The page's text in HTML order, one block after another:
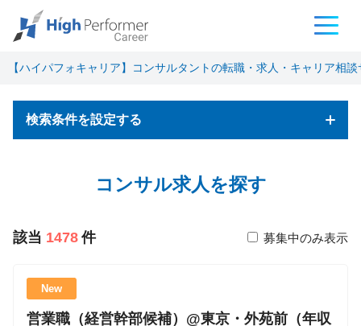
【ハイパフォキャリア】コンサルタントの転職・求人・キャリア相談
コンサル求人を探す
該当 1478 件 募集中のみ表示
New
営業職（経営幹部候補）@東京・外苑前（年収
検索条件を設定する
基本条件
職種